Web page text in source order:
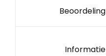
Beoordeling
Informatie